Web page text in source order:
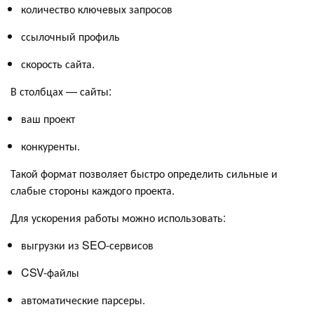
количество ключевых запросов
ссылочный профиль
скорость сайта.
В столбцах — сайты:
ваш проект
конкуренты.
Такой формат позволяет быстро определить сильные и
слабые стороны каждого проекта.
Для ускорения работы можно использовать:
выгрузки из SEO-сервисов
CSV-файлы
автоматические парсеры.